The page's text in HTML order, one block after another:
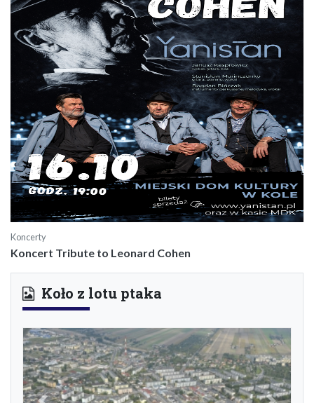
Koncerty
Koncert Tribute to Leonard Cohen
Koło z lotu ptaka